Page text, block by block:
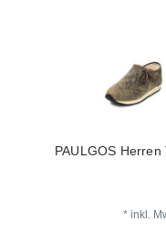
PAULGOS
* inkl.